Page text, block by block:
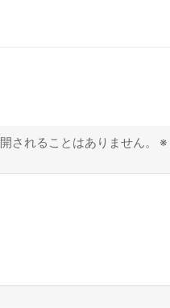
されることはありません。 ※